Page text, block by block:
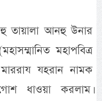
তায়ালা আনহু উনার
মহাপবিত্র
যহরান নামক
ধাওয়া করলাম।